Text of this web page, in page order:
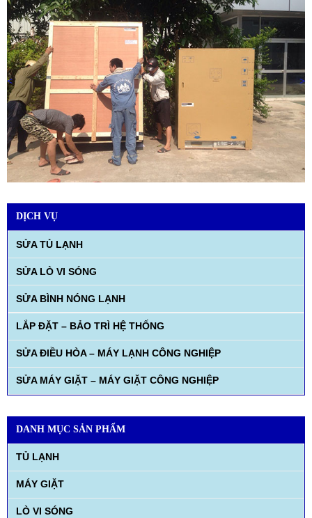
< >
DỊCH VỤ
SỬA TỦ LẠNH
SỬA LÒ VI SÓNG
SỬA BÌNH NÓNG LẠNH
LẮP ĐẶT – BẢO TRÌ HỆ THỐNG
SỬA ĐIỀU HÒA – MÁY LẠNH CÔNG NGHIỆP
SỬA MÁY GIẶT – MÁY GIẶT CÔNG NGHIỆP
DANH MỤC SẢN PHẨM
TỦ LẠNH
MÁY GIẶT
LÒ VI SÓNG